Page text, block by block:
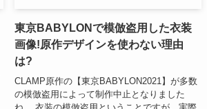
東京BABYLONで模倣盗用した衣装
画像!原作デザインを使わない理由
は?
CLAMP原作の【東京BABYLON2021】が多数
の模倣盗用によって制作中止となりました